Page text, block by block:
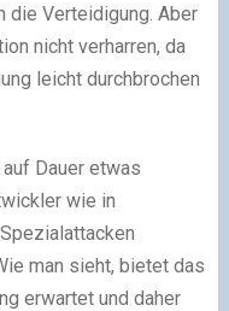
die Verteidigung. Aber
nicht verharren, da
leicht durchbrochen
Dauer etwas
wie in
man sieht, bietet das
erwartet und daher